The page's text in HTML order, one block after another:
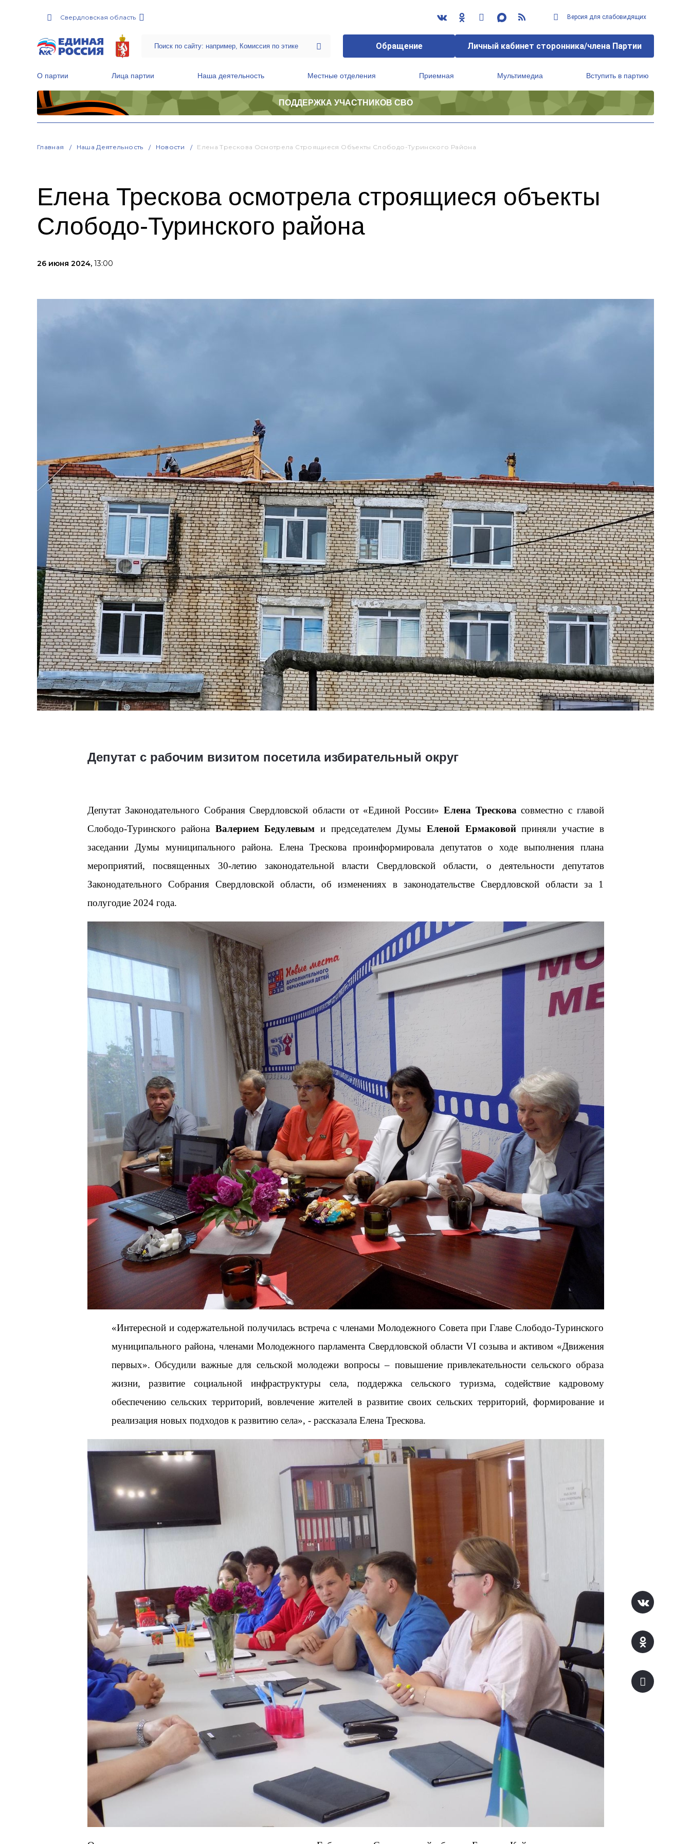
Свердловская область Версия для слабовидящих
Обращение Личный кабинет сторонника/члена Партии
О партии Лица партии Наша деятельность Местные отделения Приемная Мультимедиа Вступить в партию
ПОДДЕРЖКА УЧАСТНИКОВ СВО
Главная Наша Деятельность Новости Елена Трескова Осмотрела Строящиеся Объекты Слободо-Туринского Района
Елена Трескова осмотрела строящиеся объекты
Слободо-Туринского района
26 июня 2024, 13:00
Депутат с рабочим визитом посетила избирательный округ
Депутат Законодательного Собрания Свердловской области от «Единой России» Елена Трескова совместно с главой
Слободо-Туринского района Валерием Бедулевым и председателем Думы Еленой Ермаковойприняли участие в
заседании Думы муниципального района. Елена Трескова проинформировала депутатов о ходе выполнения плана
мероприятий, посвященных 30-летию законодательной власти Свердловской области, о деятельности депутатов
Законодательного Собрания Свердловской области, об изменениях в законодательстве Свердловской области за 1
полугодие 2024 года.
«Интересной и содержательной получилась встреча с членами Молодежного Совета при Главе Слободо-Туринского
муниципального района, членами Молодежного парламента Свердловской области VI созыва и активом «Движения
первых». Обсудили важные для сельской молодежи вопросы – повышение привлекательности сельского образа
жизни, развитие социальной инфраструктуры села, поддержка сельского туризма, содействие кадровому
обеспечению сельских территорий, вовлечение жителей в развитие своих сельских территорий, формирование и
реализация новых подходов к развитию села», - рассказала Елена Трескова.